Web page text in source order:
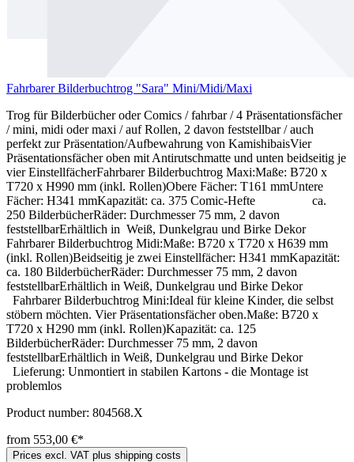
Fahrbarer Bilderbuchtrog "Sara" Mini/Midi/Maxi
Trog für Bilderbücher oder Comics / fahrbar / 4 Präsentationsfächer
/ mini, midi oder maxi / auf Rollen, 2 davon feststellbar / auch
perfekt zur Präsentation/Aufbewahrung von KamishibaisVier
Präsentationsfächer oben mit Antirutschmatte und unten beidseitig je
vier EinstellfächerFahrbarer Bilderbuchtrog Maxi:Maße: B720 x
T720 x H990 mm (inkl. Rollen)Obere Fächer: T161 mmUntere
Fächer: H341 mmKapazität: ca. 375 Comic-Hefte ca.
250 BilderbücherRäder: Durchmesser 75 mm, 2 davon
feststellbarErhältlich in Weiß, Dunkelgrau und Birke Dekor
Fahrbarer Bilderbuchtrog Midi:Maße: B720 x T720 x H639 mm
(inkl. Rollen)Beidseitig je zwei Einstellfächer: H341 mmKapazität:
ca. 180 BilderbücherRäder: Durchmesser 75 mm, 2 davon
feststellbarErhältlich in Weiß, Dunkelgrau und Birke Dekor
Fahrbarer Bilderbuchtrog Mini:Ideal für kleine Kinder, die selbst
stöbern möchten. Vier Präsentationsfächer oben.Maße: B720 x
T720 x H290 mm (inkl. Rollen)Kapazität: ca. 125
BilderbücherRäder: Durchmesser 75 mm, 2 davon
feststellbarErhältlich in Weiß, Dunkelgrau und Birke Dekor
Lieferung: Unmontiert in stabilen Kartons - die Montage ist
problemlos
Product number: 804568.X
from 553,00 €*
Prices excl. VAT plus shipping costs